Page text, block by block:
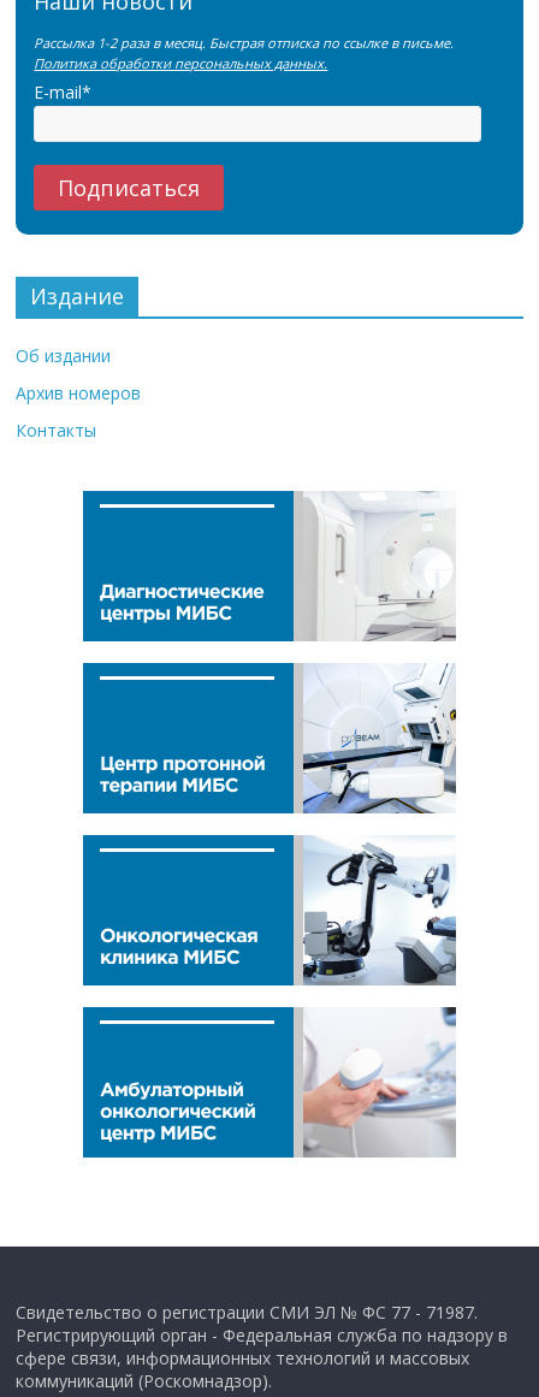
Рассылка 1-2 раза в месяц. Быстрая отписка по ссылке в письме.
Политика обработки персональных данных.
E-mail*
Издание
Об издании
Архив номеров
Контакты
Свидетельство о регистрации СМИ ЭЛ № ФС 77 - 71987.
Регистрирующий орган - Федеральная служба по надзору в
сфере связи, информационных технологий и массовых
коммуникаций (Роскомнадзор).